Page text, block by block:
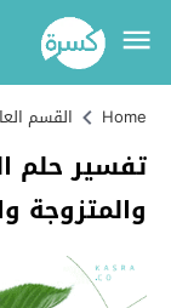
Home القسم
تفسير حلم
والمتزوجة